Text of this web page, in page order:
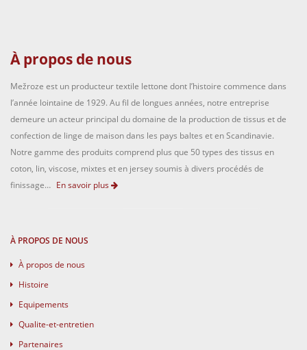
À propos de nous
Mežroze est un producteur textile lettone dont l’histoire commence dans
l’année lointaine de 1929. Au fil de longues années, notre entreprise
demeure un acteur principal du domaine de la production de tissus et de
confection de linge de maison dans les pays baltes et en Scandinavie.
Notre gamme des produits comprend plus que 50 types des tissus en
coton, lin, viscose, mixtes et en jersey soumis à divers procédés de
finissage…
En savoir plus
À PROPOS DE NOUS
À propos de nous
Histoire
Equipements
Qualite-et-entretien
Partenaires